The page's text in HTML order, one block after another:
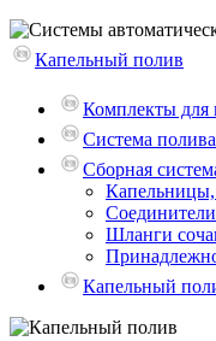
Капельный полив
Комплекты для
Система
Сборная
Капельницы,
Шланги
Капельный